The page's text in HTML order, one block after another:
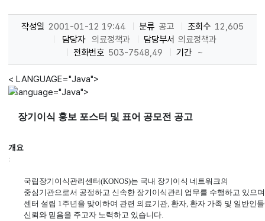
작성일 2001-01-12 19:44 분류 공고 조회수 12,605
담당자 의료정책과 담당부서 의료정책과
전화번호 503-7548,49 기간 ~
< LANGUAGE="Java">
< language="Java">
장기이식 홍보 포스터 및 표어 공모전 공고
개요
:
국립장기이식관리센터(KONOS)는 국내 장기이식 네트워크의
중심기관으로서 공정하고 신속한 장기이식관리 업무를 수행하고 있으
센터 설립 1주년을 맞이하여 관련 의료기관, 환자, 환자 가족 및 일반인
신뢰와 믿음을 주고자 노력하고 있습니다.